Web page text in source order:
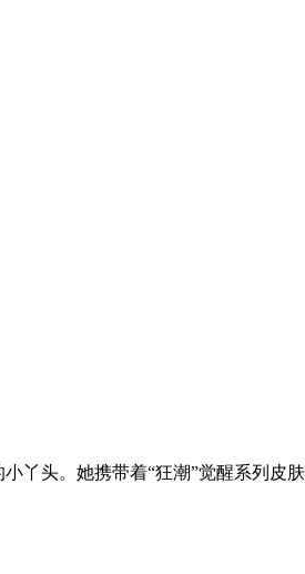
丫头。她携带着“狂潮”觉醒系列皮